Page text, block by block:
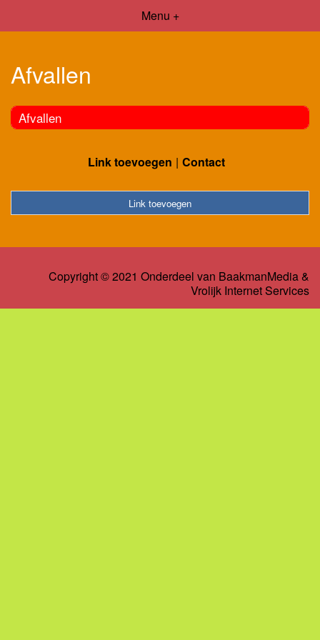
Menu +
Afvallen
Afvallen
Link toevoegen Contact
Link toevoegen
Copyright © 2021 Onderdeel van BaakmanMedia&
Vrolijk Internet Services